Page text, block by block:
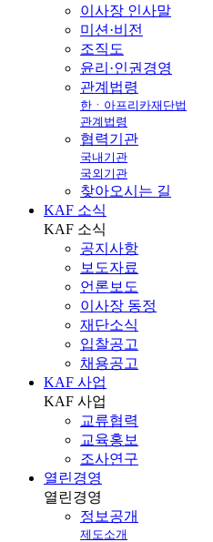
이사장 인사말
미션·비전
조직도
윤리·인권경영
관계법령
한ㆍ아프리카재단법
관계법령
협력기관
국내기관
국외기관
찾아오시는 길
KAF 소식
KAF 소식
공지사항
보도자료
언론보도
이사장 동정
재단소식
입찰공고
채용공고
KAF 사업
KAF 사업
교류협력
교육홍보
조사연구
열린경영
열린경영
정보공개
제도소개